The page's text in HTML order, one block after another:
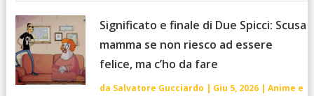
Significato e finale di Due Spicci: Scusa
mamma se non riesco ad essere
felice, ma c’ho da fare
da Salvatore Gucciardo | Giu 5, 2026| Anime e